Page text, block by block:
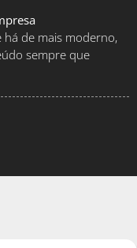
há de mais moderno,
sempre que